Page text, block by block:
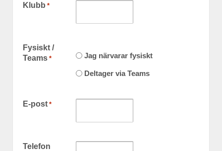
Klubb *
Fysiskt /
Teams * Jag närvarar fysiskt
Deltager via Teams
E-post *
Telefon